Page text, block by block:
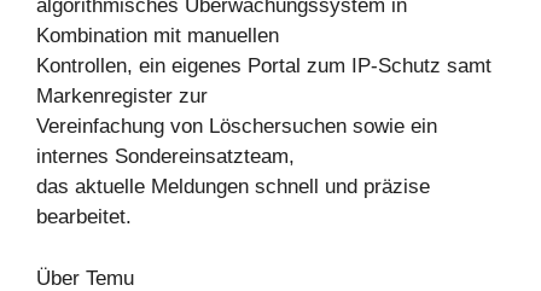
algorithmisches Überwachungssystem in
Kombination mit manuellen
Kontrollen, ein eigenes Portal zum IP-Schutz samt
Markenregister zur
Vereinfachung von Löschersuchen sowie ein
internes Sondereinsatzteam,
das aktuelle Meldungen schnell und präzise
bearbeitet.
Über Temu